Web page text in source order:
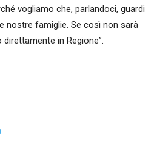
vogliamo che, parlandoci, guardi
nostre famiglie. Se così non sarà
in Regione”.